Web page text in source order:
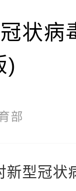
状病
)
部
型冠状